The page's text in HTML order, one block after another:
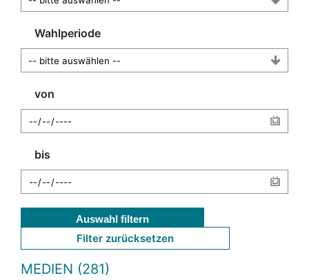
Wahlperiode
von
bis
Auswahl filtern
Filter zurücksetzen
MEDIEN (281)